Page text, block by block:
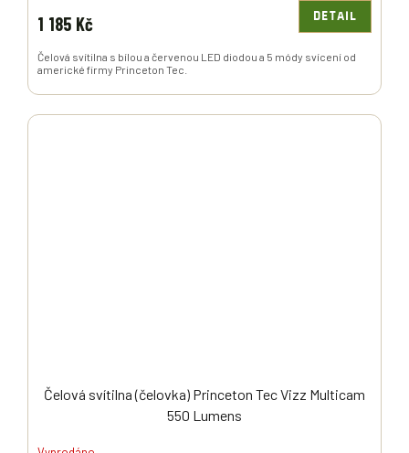
1 185 Kč DETAIL
Čelová svítilna s bílou a červenou LED diodou a 5 módy svícení od
americké firmy Princeton Tec.
Čelová svítilna (čelovka) Princeton Tec Vizz Multicam
550 Lumens